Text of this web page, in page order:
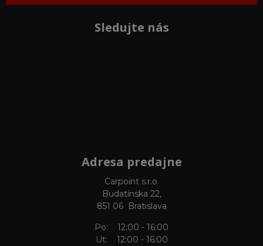
Sledujte nás
Adresa predajne
Carpoint s.r.o.
Budatínska 22,
851 06 Bratislava
Po: 12:00 - 16:00
Ut: 12:00 - 16:00